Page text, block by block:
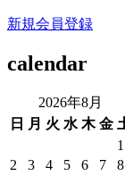
新規会員登録
calendar
2026年8月
日
月 火 水 木 金
1
2
3 4 5 6 7
8